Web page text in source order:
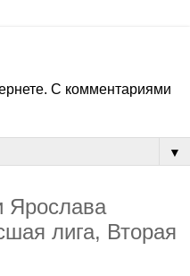
С комментариями
▼
лига, Вторая